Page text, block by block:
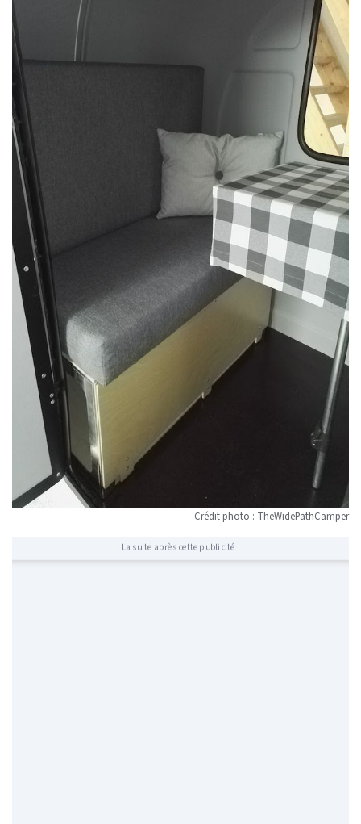
Crédit photo : TheWidePathCamper
La suite après cette publicité